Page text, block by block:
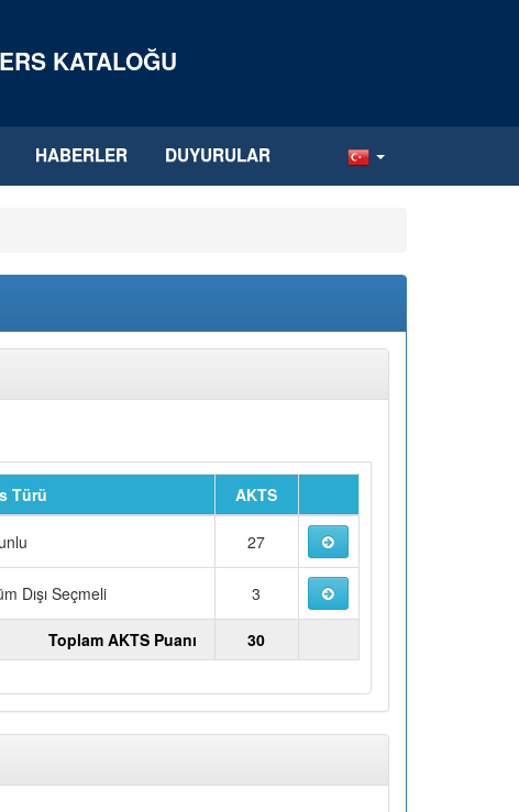
KATALOĞU
HABERLER DUYURULAR
Türü AKTS
27
Dışı Seçmeli 3
Toplam AKTS Puanı 30